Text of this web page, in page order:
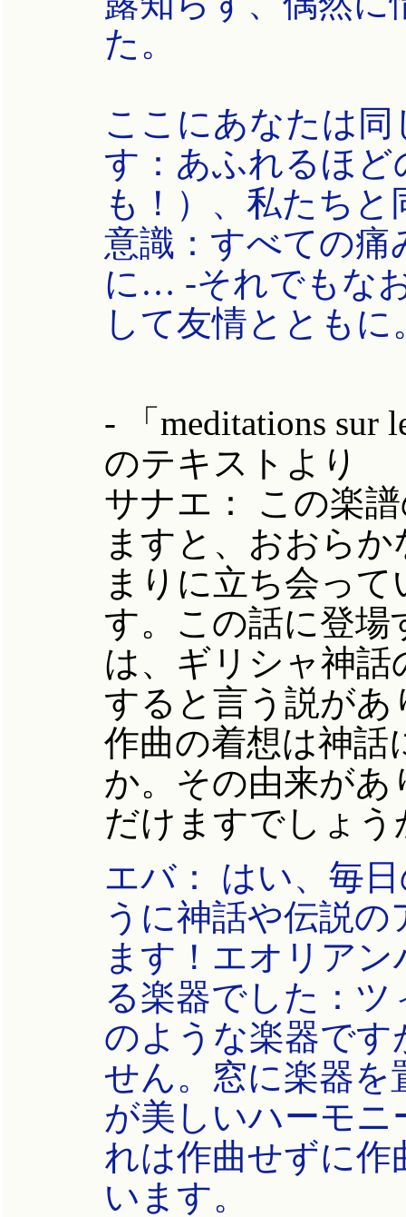
た。
ここにあなたは
す：あふれるほ
も！）、私たち
意識：すべての痛
に… -それでもな
して友情とともに
- 「meditations sur
のテキストより
サナエ： この楽
ますと、おおら
まりに立ち会っ
す。この話に登
は、ギリシャ神
すると言う説が
作曲の着想は神話
か。その由来が
だけますでしょう
エバ： はい、毎
うに神話や伝説
ます！エオリア
る楽器でした：ツ
のような楽器です
せん。窓に楽器を
が美しいハーモ
れは作曲せずに
います。